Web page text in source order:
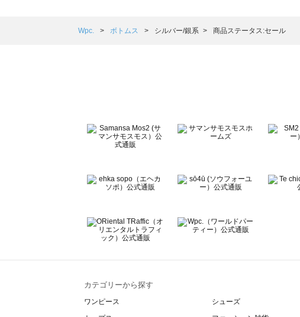
Samansa Mos2 Lagom（サマンサモスモス ラーゴム）のボトムス一覧
BETTY'S BLUE（べティーズブルー）のボトムス一覧
Wpc.（ワールドパーティー）のボトムス一覧
Wpc. ボトムス シルバー/銀系 商品ステータス:セール
カテゴリーから探す
ワンピース
シューズ